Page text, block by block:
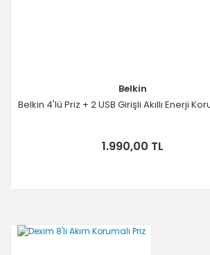
Belkin
Belkin 4'lü Priz + 2 USB Girişli Akıllı Enerji
1.990,00 TL